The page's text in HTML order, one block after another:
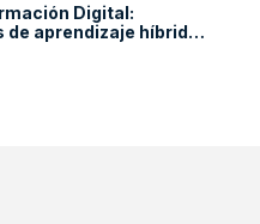
Digital:
de aprendizaje híbrido